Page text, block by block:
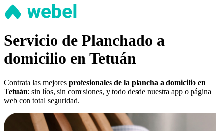
Servicio de Planchado a
domicilio en Tetuán
Contrata las mejores profesionales de la plancha a domicilio en
Tetuán: sin líos, sin comisiones, y todo desde nuestra app o página
web con total seguridad.